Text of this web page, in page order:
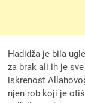
Hadidža je bila
za brak ali ih je
iskrenost
njen rob koji je